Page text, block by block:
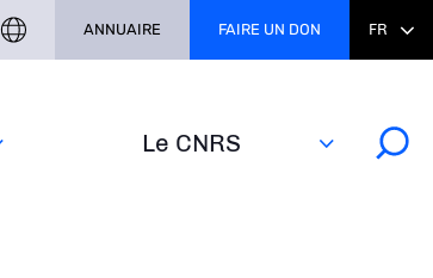
Le CNRS
ANNUAIRE FAIRE UN DON FR